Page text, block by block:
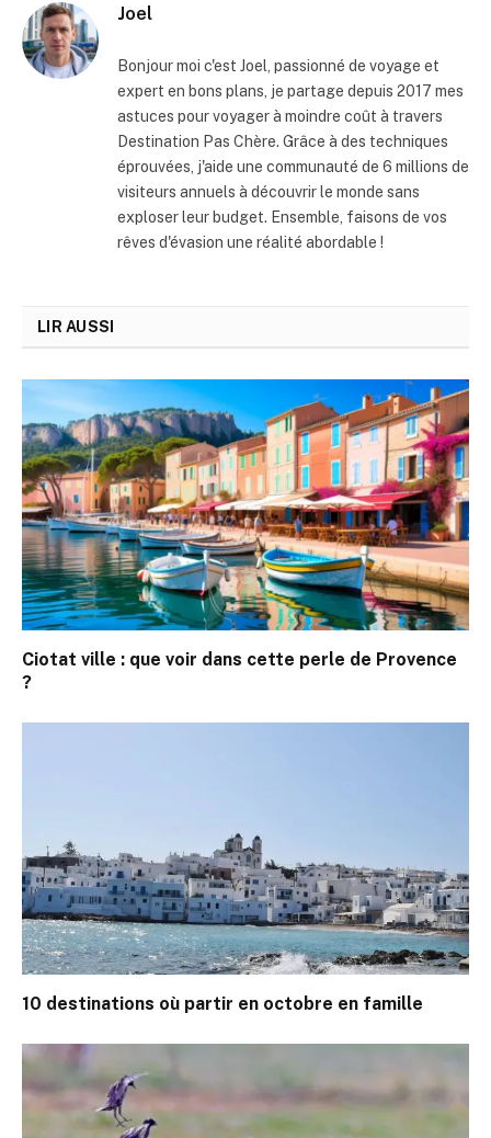
Joel
Bonjour moi c'est Joel, passionné de voyage et
expert en bons plans, je partage depuis 2017 mes
astuces pour voyager à moindre coût à travers
Destination Pas Chère. Grâce à des techniques
éprouvées, j'aide une communauté de 6 millions de
visiteurs annuels à découvrir le monde sans
exploser leur budget. Ensemble, faisons de vos
rêves d'évasion une réalité abordable !
LIR AUSSI
Ciotat ville : que voir dans cette perle de Provence
?
10 destinations où partir en octobre en famille